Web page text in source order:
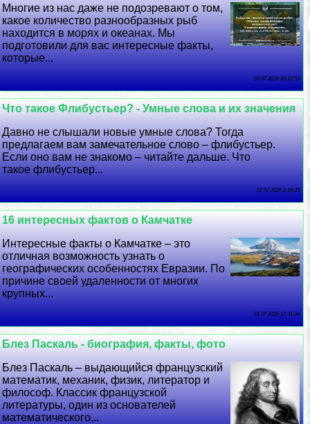
Многие из нас даже не подозревают о том,
какое количество разнообразных рыб
находится в морях и океанах. Мы
подготовили для вас интересные факты,
которые...
03 07 2026 16:12:53
Что такое Флибустьер? - Умные слова и их значения
Давно не слышали новые умные слова? Тогда
предлагаем вам замечательное слово – флибустьер.
Если оно вам не знакомо – читайте дальше. Что
такое флибустьер...
02 07 2026 2:19:35
16 интересных фактов о Камчатке
Интересные факты о Камчатке – это
отличная возможность узнать о
географических особенностях Евразии. По
причине своей удаленности от многих
крупных...
01 07 2026 17:31:34
Блез Паскаль - биография, факты, фото
Блез Паскаль – выдающийся французский
математик, механик, физик, литератор и
философ. Классик французской
литературы, один из основателей
математического...